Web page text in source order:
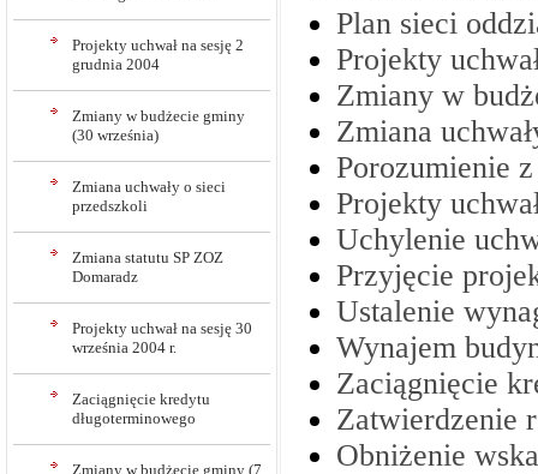
Projekty uchwał na sesję 2
grudnia 2004
Zmiany w budżecie gminy
(30 września)
Zmiana uchwały o sieci
przedszkoli
Zmiana statutu SP ZOZ
Domaradz
Projekty uchwał na sesję 30
września 2004 r.
Zaciągnięcie kredytu
długoterminowego
Zmiany w budżecie gminy (7
Plan sieci
Projekty
Zmiany w
Zmiana
Porozumienie
Projekty
Uchylenie
Przyjęcie
Ustalenie
Wynajem
Zaciągnięcie
Zatwierdzenie
Obniżenie